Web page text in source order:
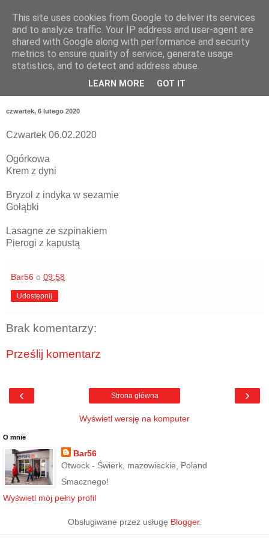
czwartek, 6 lutego 2020
Czwartek 06.02.2020
Ogórkowa
Krem z dyni
Bryzol z indyka w sezamie
Gołąbki
Lasagne ze szpinakiem
Pierogi z kapustą
Bar56 o 09:58
Udostępnij
Brak komentarzy:
Prześlij komentarz
‹ ›
Strona główna
Wyświetl wersję na komputer
O mnie
Bar56
Otwock - Świerk, mazowieckie, Poland
Smacznego!
Wyświetl mój pełny profil
Obsługiwane przez usługę Blogger.
This site uses cookies from Google to deliver its services
and to analyze traffic. Your IP address and user-agent are
shared with Google along with performance and security
metrics to ensure quality of service, generate usage
statistics, and to detect and address abuse.
LEARN MORE GOT IT